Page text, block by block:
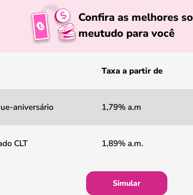
Confira as melhores
meutudo para você
Taxa a partir de
aniversário 1,79% a.m
CLT 1,89% a.m.
Simular